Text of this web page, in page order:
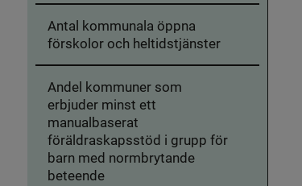
Antal kommunala öppna
förskolor och heltidstjänster
Andel kommuner som
erbjuder minst ett
manualbaserat
föräldraskapsstöd i grupp för
barn med normbrytande
beteende